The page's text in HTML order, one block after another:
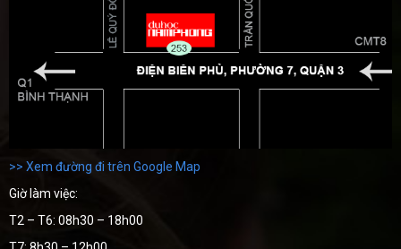
>> Xem đường đi trên Google Map
Giờ làm việc:
T2 – T6: 08h30 – 18h00